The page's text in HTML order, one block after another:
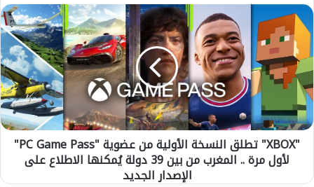
ي
د
م
م
ل
ف
ر
"
X
B
O
X
"
ت
ط
ل
ل
"XBOX" تطلق النسخة الأولية من عضوية "PC Game Pass"
لأول مرة .. المغرب من بين 39 دولة يُمكنها الاطلاع على
الإصدار الجديد